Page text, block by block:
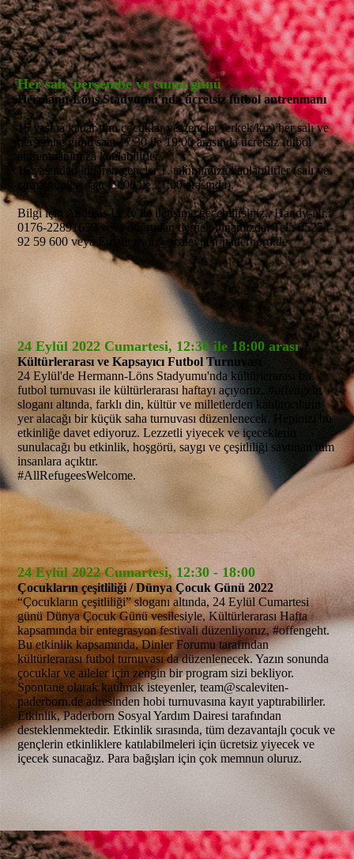
Her salı, perşembe ve cuma günü
Hermann-Löns Stadyumu'nda ücretsiz futbol antrenmanı
15 yaşına kadar tüm çocuklar ve gençler (erkek/kız) her salı ve
perşembe günü saat 17:30 ile 19:00 arasında ücretsiz futbol
antrenmanımıza katılabilirler.
16 yaşından itibaren gençler 1. takımımıza katılabilirler (salı ve
cuma günleri saat 19:00 ile 21:00 arasında).
Bilgi için Andreas Lexy ile iletişime geçebilirsiniz., Handy-Nr.:
0176-22891659 veya doğrudan dernek binamızda: Tel.: 05254-
92 59 600 veya Email: team@scaleviten-paderborn.de
24 Eylül 2022 Cumartesi, 12:30 ile 18:00 arası
Kültürlerarası ve Kapsayıcı Futbol Turnuvası
24 Eylül'de Hermann-Löns Stadyumu'nda kültürlerarası bir
futbol turnuvası ile kültürlerarası haftayı açıyoruz. #offengeht
sloganı altında, farklı din, kültür ve milletlerden katılımcıların
yer alacağı bir küçük saha turnuvası düzenlenecek. Hepinizi bu
etkinliğe davet ediyoruz. Lezzetli yiyecek ve içeceklerin
sunulacağı bu etkinlik, hoşgörü, saygı ve çeşitliliği savunan tüm
insanlara açıktır.
#AllRefugeesWelcome.
24 Eylül 2022 Cumartesi, 12:30 - 18:00
Çocukların çeşitliliği / Dünya Çocuk Günü 2022
“Çocukların çeşitliliği” sloganı altında, 24 Eylül Cumartesi
günü Dünya Çocuk Günü vesilesiyle, Kültürlerarası Hafta
kapsamında bir entegrasyon festivali düzenliyoruz, #offengeht.
Bu etkinlik kapsamında, Dinler Forumu tarafından
kültürlerarası futbol turnuvası da düzenlenecek. Yazın sonunda
çocuklar ve aileler için zengin bir program sizi bekliyor.
Spontane olarak katılmak isteyenler, team@scaleviten-
paderborn.de adresinden hobi turnuvasına kayıt yaptırabilirler.
Etkinlik, Paderborn Sosyal Yardım Dairesi tarafından
desteklenmektedir. Etkinlik sırasında, tüm dezavantajlı çocuk ve
gençlerin etkinliklere katılabilmeleri için ücretsiz yiyecek ve
içecek sunacağız. Para bağışları için çok memnun oluruz.